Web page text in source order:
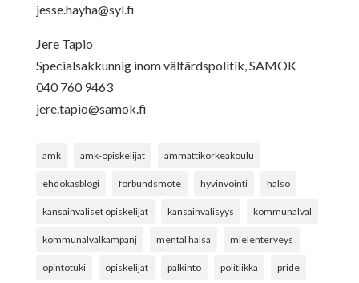
jesse.hayha@syl.fi
Jere Tapio
Specialsakkunnig inom välfärdspolitik, SAMOK
040 760 9463
jere.tapio@samok.fi
amk amk-opiskelijat ammattikorkeakoulu
ehdokasblogi förbundsmöte hyvinvointi hälso
kansainväliset opiskelijat kansainvälisyys kommunalval
kommunalvalkampanj mental hälsa mielenterveys
opintotuki opiskelijat palkinto politiikka pride